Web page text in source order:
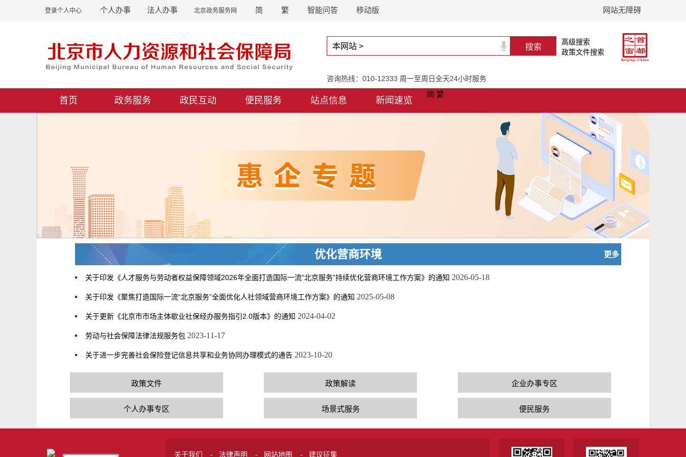
登录个人中心 个人办事 法人办事 北京政务服务网 简 繁 网站无障碍
智能问答 移动版
高级搜索
政策文件搜索
咨询热线：010-12333 周一至周日全天24小时服务
首页 政务服务
简 繁
政民互动 便民服务 站点信息 新闻速览
优化营商环境 更多
关于印发《人才服务与劳动者权益保障领域2026年全面打造国际一流“北京服务”持续优化营商环境工作方案》的通知 2026-05-18
关于印发《聚焦打造国际一流“北京服务”全面优化人社领域营商环境工作方案》的通知 2025-05-08
关于更新《北京市市场主体歇业社保经办服务指引2.0版本》的通知 2024-04-02
劳动与社会保障法律法规服务包 2023-11-17
关于进一步完善社会保险登记信息共享和业务协同办理模式的通告 2023-10-20
政策文件
个人办事专区
政策解读
场景式服务
企业办事专区
便民服务
关于我们 - 法律声明 - 网站地图 - 建议征集